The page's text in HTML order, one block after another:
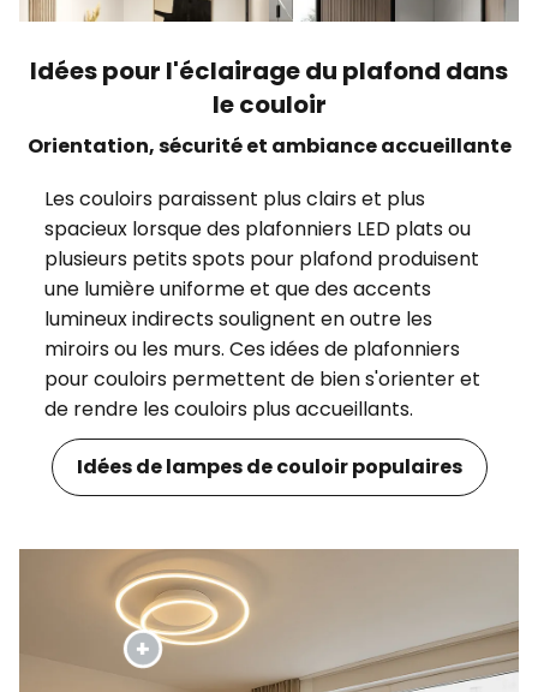
Idées pour l'éclairage du plafond dans
le couloir
Orientation, sécurité et ambiance accueillante
Les couloirs paraissent plus clairs et plus
spacieux lorsque des plafonniers LED plats ou
plusieurs petits spots pour plafond produisent
une lumière uniforme et que des accents
lumineux indirects soulignent en outre les
miroirs ou les murs. Ces idées de plafonniers
pour couloirs permettent de bien s'orienter et
de rendre les couloirs plus accueillants.
Idées de lampes de couloir populaires